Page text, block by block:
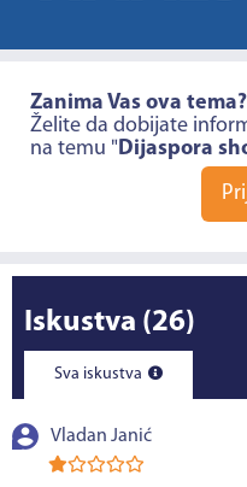
Zanima Vas ova tema?
Želite da dobijate
na temu "Dijaspora
Iskustva (26)
Sva iskustva
Vladan Janić